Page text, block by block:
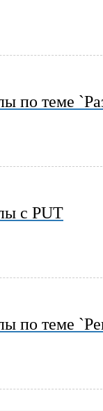
по теме
с PUT
по теме